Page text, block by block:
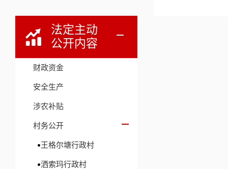
法定主动
公开内容
财政资金
安全生产
涉农补贴
村务公开
王格尔塘行政村
洒索玛行政村